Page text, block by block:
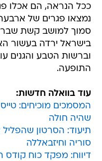
ככל הנראה, הם אכלו
נמצאו פגרים של
סמוך למושב קשת
בישראל ירדה בעשור
וברשות הטבע והגנים
התופעה.
עוד בוואלה חדשות:
המסמכים מוכיחים:
שהיה חולה
תיעוד: הסרטון
סוריה וחיזבאללה
דיווח: מפקד כוח קודס